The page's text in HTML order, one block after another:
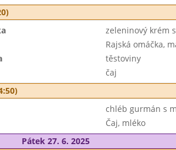
zeleninový krém
Rajská omáčka,
těstoviny
čaj
chléb gurmán s
Čaj, mléko
Pátek 27. 6. 2025